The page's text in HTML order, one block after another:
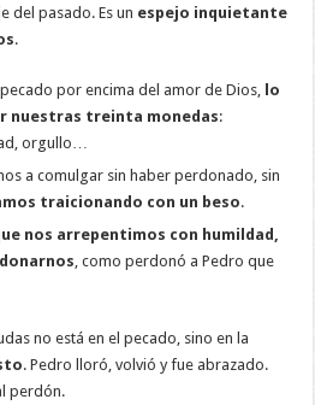
del pasado. Es un espejo inquietante
.
por encima del amor de Dios, lo
nuestras treinta monedas:
orgullo…
a comulgar sin haber perdonado, sin
traicionando con un beso.
nos arrepentimos con humildad,
, como perdonó a Pedro que
no está en el pecado, sino en la
. Pedro lloró, volvió y fue abrazado.
perdón.